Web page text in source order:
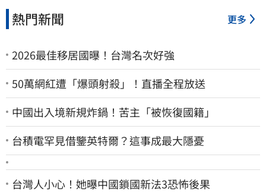
熱門新聞 更多
2026最佳移居國曝！台灣名次好強
50萬網紅遭「爆頭射殺」！直播全程放送
中國出入境新規炸鍋！苦主「被恢復國籍」
台積電罕見借鑒英特爾？這事成最大隱憂
台灣人小心！她曝中國鎖國新法3恐怖後果